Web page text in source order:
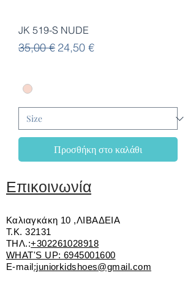
JK 519-S NUDE
Κανονική τιμή
35,00 € Τιμή Έκπτωσης
24,50 €
Προσθήκη στο καλάθι
Επικοινωνία
Καλιαγκάκη 10 ,ΛΙΒΑΔΕΙΑ
Τ.Κ. 32131
ΤΗΛ.:+302261028918
WHAT'S UP: 6945001600
E-mail:juniorkidshoes@gmail.com